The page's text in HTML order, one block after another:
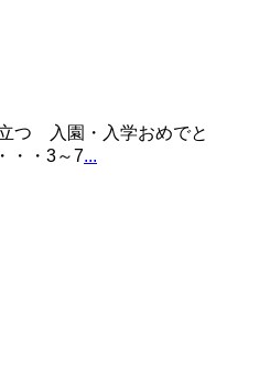
つ 入園・入学おめでと
・・3～7...